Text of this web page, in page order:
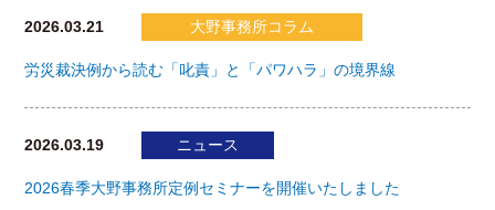
2026.03.21 大野事務所コラム
労災裁決例から読む「叱責」と「パワハラ」の境界線
2026.03.19 ニュース
2026春季大野事務所定例セミナーを開催いたしました